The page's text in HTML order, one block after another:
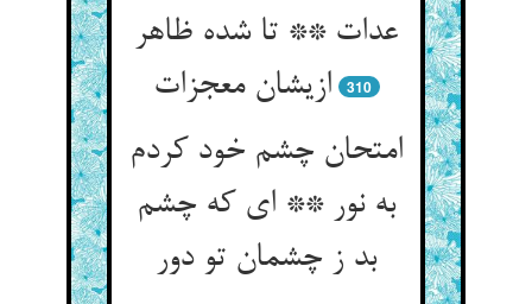
عدات ** تا شده ظاهر
ازیشان معجزات
310
امتحان چشم خود کردم
به نور ** ای که چشم
بد ز چشمان تو دور